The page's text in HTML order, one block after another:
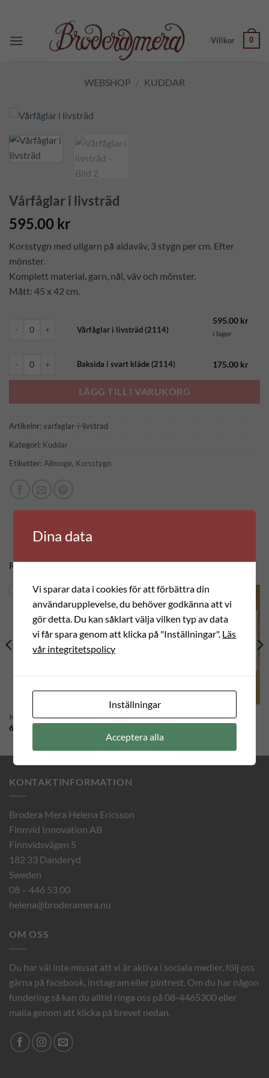
content
Villkor 0
WEBSHOP / KUDDAR
Vårfåglar i livsträd
595.00 kr
Korsstygn med ullgarn på aidaväv, 3 stygn per cm. Efter
mönster.
Komplett material, garn, nål, väv och mönster.
Mått: 45 x 42 cm.
Vårfåglar i livsträd (2114)
595.00 kr
I lager
Baksida i svart kläde (2114) 175.00 kr
LÄGG TILL I VARUKORG
Artikelnr: varfaglar-i-livstrad
Kategori: Kuddar
Etiketter: Allmoge, Korsstygn
RELATERADE PRODUKTER
Kudde Caramba
695.00
Bonad med möss
KONTAKTINFORMATION
Brodera Mera Helena Ericsson
Finnvid Innovation AB
Finnvidsvägen 5
182 33 Danderyd
Sweden
08 – 446 53 00
helena@broderamera.nu
OM OSS
Du har väl inte missat att vi är aktiva i sociala medier, följ oss
gärna på facebook, instagram eller pintrest. Om du har någon
fundering så kan du alltid ringa oss på 08-4465300 eller
maila genom att klicka på brevet nedan.
Dina data
Vi sparar data i cookies för att förbättra din
användarupplevelse, du behöver godkänna att vi
gör detta. Du kan såklart välja vilken typ av data
vi får spara genom att klicka på "Inställningar". Läs
vår integritetspolicy
Inställningar
Acceptera alla